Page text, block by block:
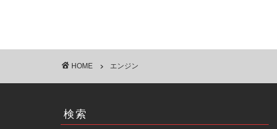
HOME エンジン
検索